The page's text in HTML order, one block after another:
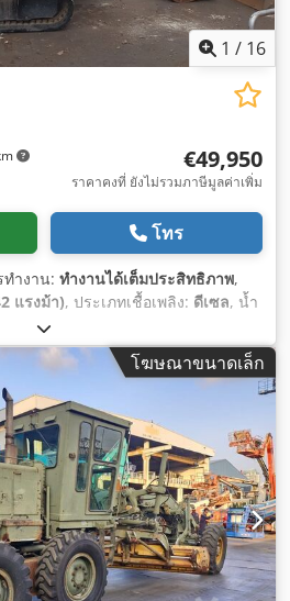
1 / 16
€49,950
ราคาคงที่ ยังไม่รวมภาษีมูลค่าเพิ่ม
โทร
ำงาน: ทำงานได้เต็มประสิทธิภาพ,
แรงม้า), ประเภทเชื้อเพลิง: ดีเซล, น้ำ
75 เปอร์เซ็นต์
, ชั่วโมงการทำงาน:1,584 h,
าหนะ:CAT0305EJH5M14262,
โฆษณาขนาดเล็ก